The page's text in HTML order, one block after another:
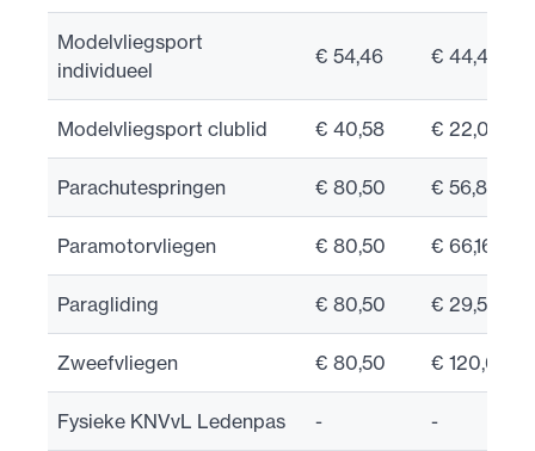
Modelvliegsport
individueel
€ 54,46 € 44,40
Modelvliegsport clublid € 40,58 € 22,04
Parachutespringen € 80,50 € 56,80
Paramotorvliegen € 80,50 € 66,16
Paragliding € 80,50 € 29,50
Zweefvliegen € 80,50 € 120,66
Fysieke KNVvL Ledenpas - -